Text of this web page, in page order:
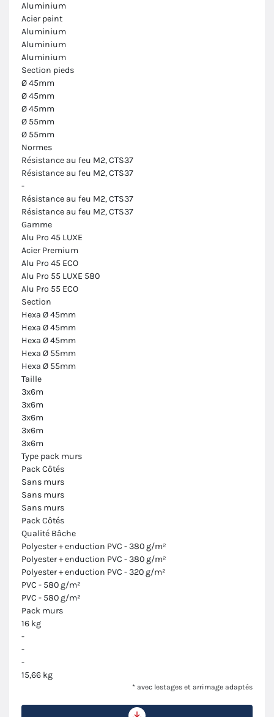
Aluminium
Acier peint
Aluminium
Aluminium
Aluminium
Section pieds
Ø 45mm
Ø 45mm
Ø 45mm
Ø 55mm
Ø 55mm
Normes
Résistance au feu M2, CTS37
Résistance au feu M2, CTS37
-
Résistance au feu M2, CTS37
Résistance au feu M2, CTS37
Gamme
Alu Pro 45 LUXE
Acier Premium
Alu Pro 45 ECO
Alu Pro 55 LUXE 580
Alu Pro 55 ECO
Section
Hexa Ø 45mm
Hexa Ø 45mm
Hexa Ø 45mm
Hexa Ø 55mm
Hexa Ø 55mm
Taille
3x6m
3x6m
3x6m
3x6m
3x6m
Type pack murs
Pack Côtés
Sans murs
Sans murs
Sans murs
Pack Côtés
Qualité Bâche
Polyester + enduction PVC - 380 g/m²
Polyester + enduction PVC - 380 g/m²
Polyester + enduction PVC - 320 g/m²
PVC - 580 g/m²
PVC - 580 g/m²
Pack murs
16 kg
-
-
-
15,66 kg
* avec lestages et arrimage adaptés